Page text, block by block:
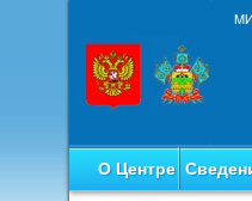
О Центре